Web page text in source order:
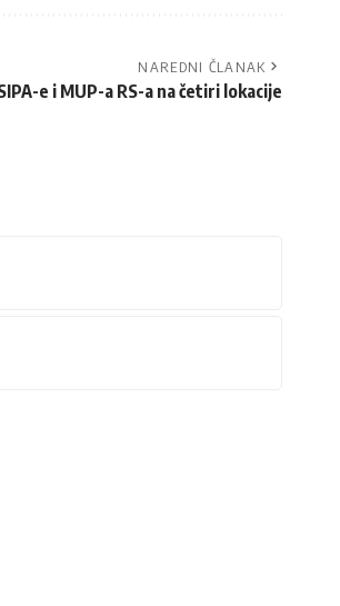
NAREDNI ČLANAK
e i MUP-a RS-a na četiri lokacije